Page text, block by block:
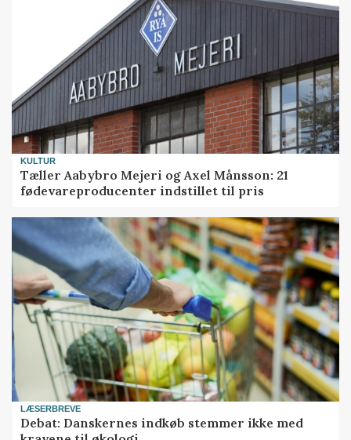
KULTUR
Tæller Aabybro Mejeri og Axel Månsson: 21
fødevareproducenter indstillet til pris
LÆSERBREVE
Debat: Danskernes indkøb stemmer ikke med